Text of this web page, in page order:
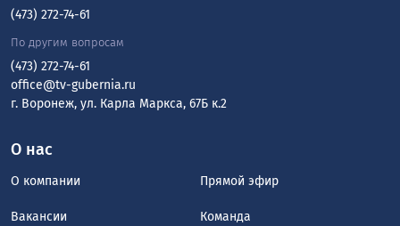
О нас
О компании Прямой эфир
Вакансии Команда
(473) 272-74-61
По другим вопросам
(473) 272-74-61
office@tv-gubernia.ru
г. Воронеж, ул. Карла Маркса, 67Б к.2